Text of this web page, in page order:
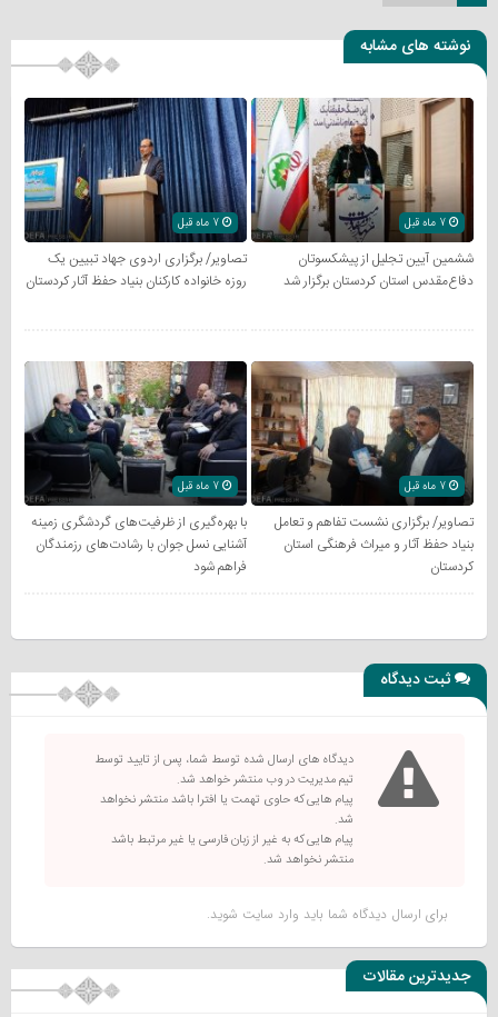
نوشته های مشابه
7 ماه قبل
ششمین آیین تجلیل از پیشکسوتان
دفاع‌مقدس استان کردستان برگزار شد
تصاویر/ برگزاری اردوی جهاد تبیین یک
روزه خانواده کارکنان بنیاد حفظ آثار کردستان
7 ماه قبل
تصاویر/ برگزاری نشست تفاهم و تعامل
بنیاد حفظ آثار و میراث فرهنگی استان
کردستان
با بهره‌گیری از ظرفیت‌های گردشگری زمینه
آشنایی نسل جوان با رشادت‌های رزمندگان
فراهم شود
ثبت دیدگاه
دیدگاه های ارسال شده توسط شما، پس از تایید توسط
تیم مدیریت در وب منتشر خواهد شد.
پیام هایی که حاوی تهمت یا افترا باشد منتشر نخواهد
شد.
پیام هایی که به غیر از زبان فارسی یا غیر مرتبط باشد
منتشر نخواهد شد.
برای ارسال دیدگاه شما باید وارد سایت شوید.
جدیدترین مقالات